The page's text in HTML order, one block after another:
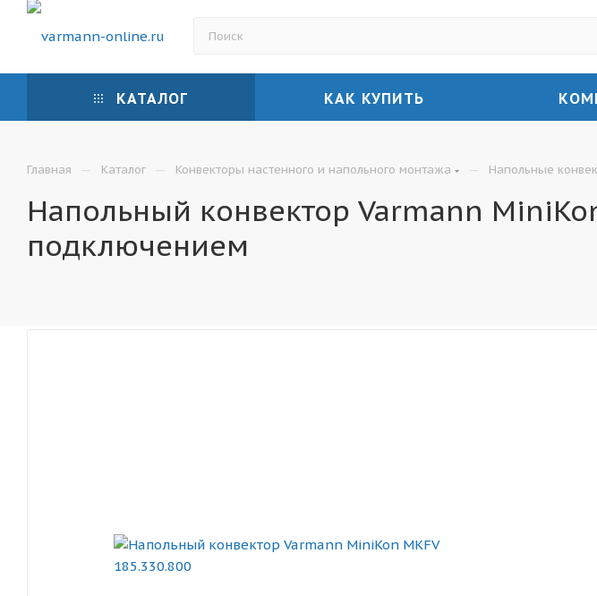
КАТАЛОГ КАК КУПИТЬ
Главная — Каталог — Конвекторы настенного и напольного монтажа — Напольные
Напольный конвектор Varmann
подключением